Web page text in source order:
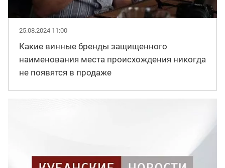
25.08.2024 11:00
Какие винные бренды защищенного
наименования места происхождения никогда
не появятся в продаже